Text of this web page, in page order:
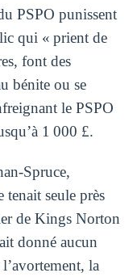
PSPO punissent
qui « prient de
font des
bénite ou se
le PSPO
1 000 £.
Spruce,
seule près
de Kings Norton
donné aucun
la